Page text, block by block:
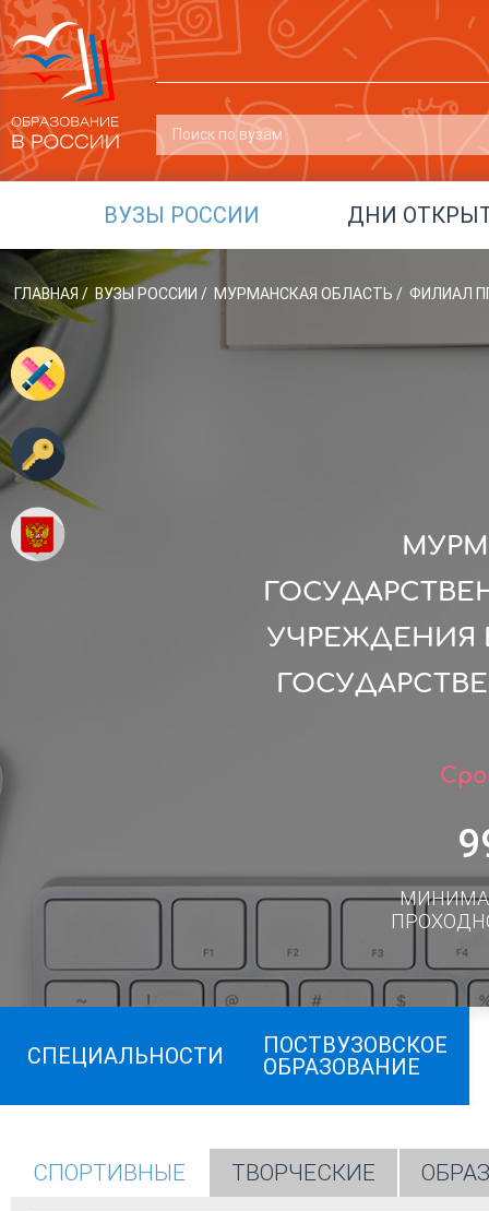
ВУЗЫ РОССИИ ДНИ
ГЛАВНАЯ / ВУЗЫ РОССИИ / МУРМАНСКАЯ ОБЛАСТЬ / ФИЛИАЛ
УЧРЕЖДЕНИЯ
СПЕЦИАЛЬНОСТИ
ПОСТВУЗОВСКОЕ
ОБРАЗОВАНИЕ
СПОРТИВНЫЕ ТВОРЧЕСКИЕ